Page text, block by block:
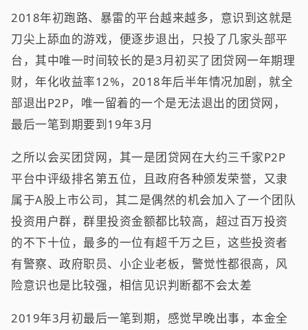
2018年初跑路、暴雷的平台越来越多，意识到这就是
刀尖上舔血的游戏，便逐步退出，只投了几家头部平
台，其中唯一时间较长的是3月初买了团贷网一年期理
财，年化收益率12%，2018年后半年情况加剧，就全
部退出P2P，唯一留着的一个是无法退出的团贷网，
最后一笔到期要到19年3月
之所以会买团贷网，其一是团贷网在大约三千家P2P
平台中评级排名第五位，且政府各种颁发荣誉，又隶
属于A股上市公司，其二是偶然的机会加入了一个团队
投资用户群，群里投资金额都比较高，超过百万投资
的不下十位，最多的一位有超千万之巨，这些投资者
有警察、政府职员、小企业老板，警觉性都很高，风
险意识也是比较强，相信见识判断都不会太差
2019年3月初最后一笔到期，感觉早晚出事，本金全